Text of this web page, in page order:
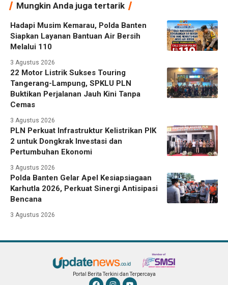
Mungkin Anda juga tertarik
Hadapi Musim Kemarau, Polda Banten
Siapkan Layanan Bantuan Air Bersih
Melalui 110
3 Agustus 2026
22 Motor Listrik Sukses Touring
Tangerang-Lampung, SPKLU PLN
Buktikan Perjalanan Jauh Kini Tanpa
Cemas
3 Agustus 2026
PLN Perkuat Infrastruktur Kelistrikan PIK
2 untuk Dongkrak Investasi dan
Pertumbuhan Ekonomi
3 Agustus 2026
Polda Banten Gelar Apel Kesiapsiagaan
Karhutla 2026, Perkuat Sinergi Antisipasi
Bencana
3 Agustus 2026
Portal Berita Terkini dan Terpercaya